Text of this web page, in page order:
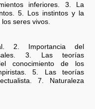
inferiores. 3. La
5. Los instintos y la
seres vivos.
2. Importancia del
3. Las teorías
conocimiento de los
5. Las teorías
7. Naturaleza